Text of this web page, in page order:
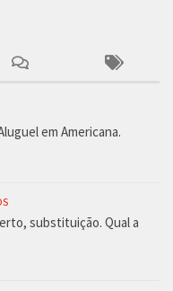
em Americana.
substituição. Qual a